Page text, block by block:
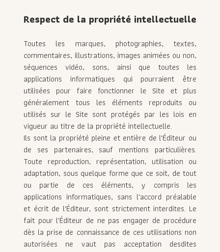
Respect de la propriété intellectuelle
Toutes les marques, photographies, textes,
commentaires, illustrations, images animées ou non,
séquences vidéo, sons, ainsi que toutes les
applications informatiques qui pourraient être
utilisées pour faire fonctionner le Site et plus
généralement tous les éléments reproduits ou
utilisés sur le Site sont protégés par les lois en
vigueur au titre de la propriété intellectuelle.
Ils sont la propriété pleine et entière de l'Éditeur ou
de ses partenaires, sauf mentions particulières.
Toute reproduction, représentation, utilisation ou
adaptation, sous quelque forme que ce soit, de tout
ou partie de ces éléments, y compris les
applications informatiques, sans l'accord préalable
et écrit de l'Éditeur, sont strictement interdites. Le
fait pour l'Éditeur de ne pas engager de procédure
dès la prise de connaissance de ces utilisations non
autorisées ne vaut pas acceptation desdites